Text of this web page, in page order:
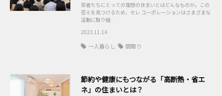
若者たちにとっての理想の住まいとはどんなものか。この
答えを見つけるため、セレ コーポレーションはさまざまな
活動に取り組…
2023.11.14
一人暮らし 間取り
節約や健康にもつながる「高断熱・省エ
ネ」の住まいとは？